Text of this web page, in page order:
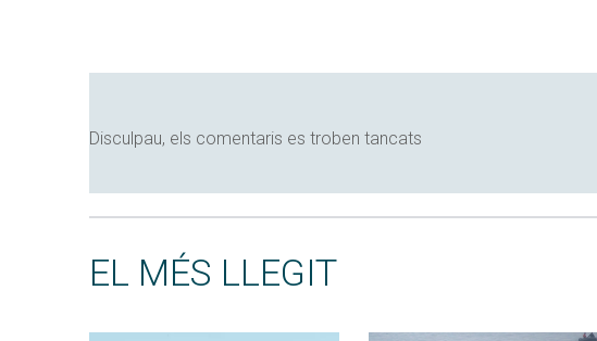
Disculpau, els comentaris es troben tancats
EL MÉS LLEGIT